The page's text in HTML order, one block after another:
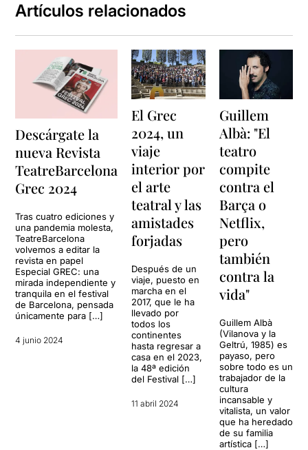
Artículos relacionados
Descárgate la
nueva Revista
TeatreBarcelona
Grec 2024
Tras cuatro ediciones y
una pandemia molesta,
TeatreBarcelona
volvemos a editar la
revista en papel
Especial GREC: una
mirada independiente y
tranquila en el festival
de Barcelona, pensada
únicamente para […]
4 junio 2024
El Grec
2024, un
viaje
interior por
el arte
teatral y las
amistades
forjadas
Después de un
viaje, puesto en
marcha en el
2017, que le ha
llevado por
todos los
continentes
hasta regresar a
casa en el 2023,
la 48ª edición
del Festival […]
11 abril 2024
Guillem
Albà: "El
teatro
compite
contra el
Barça o
Netflix,
pero
también
contra la
vida"
Guillem Albà
(Vilanova y la
Geltrú, 1985) es
payaso, pero
sobre todo es un
trabajador de la
cultura
incansable y
vitalista, un valor
que ha heredado
de su familia
artística […]